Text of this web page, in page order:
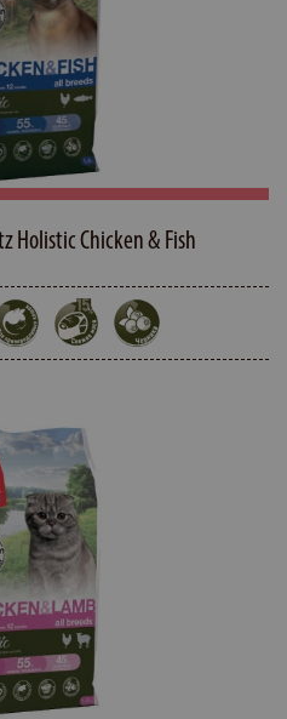
Holistic Chicken & Fish